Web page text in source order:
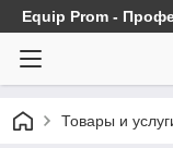
Equip Prom -
Товары и